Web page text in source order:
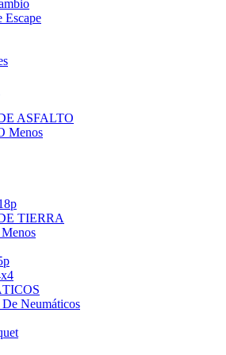
Escape
ASFALTO
Menos
TIERRA
Neumáticos